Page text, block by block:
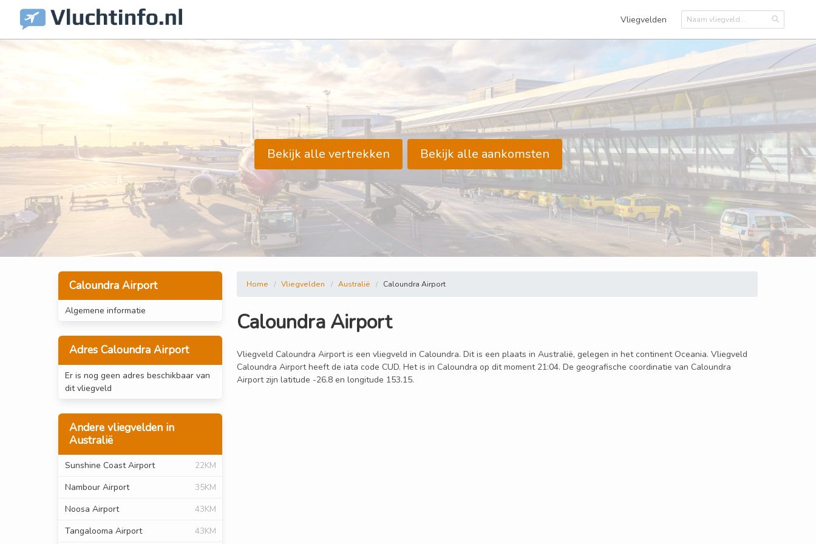
Vliegvelden
Bekijk alle vertrekken Bekijk alle aankomsten
Caloundra Airport
Algemene informatie
Adres Caloundra Airport
Er is nog geen adres beschikbaar van
dit vliegveld
Andere vliegvelden in
Australië
Sunshine Coast Airport
22KM
Nambour Airport
35KM
Noosa Airport
43KM
Tangalooma Airport
43KM
Home Vliegvelden Australië Caloundra Airport
Caloundra Airport
Vliegveld Caloundra Airport is een vliegveld in Caloundra. Dit is een plaats in Australië, gelegen in het continent Oceania. Vliegveld
Caloundra Airport heeft de iata code CUD. Het is in Caloundra op dit moment 21:04. De geografische coordinatie van Caloundra
Airport zijn latitude -26.8 en longitude 153.15.